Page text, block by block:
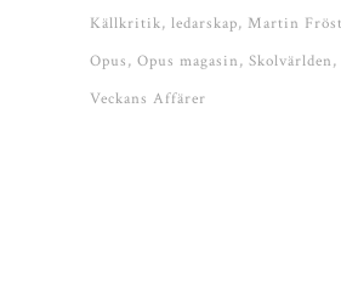
Källkritik ledarskap Martin Fröst
Opus Opus magasin Skolvärlden
Veckans Affärer